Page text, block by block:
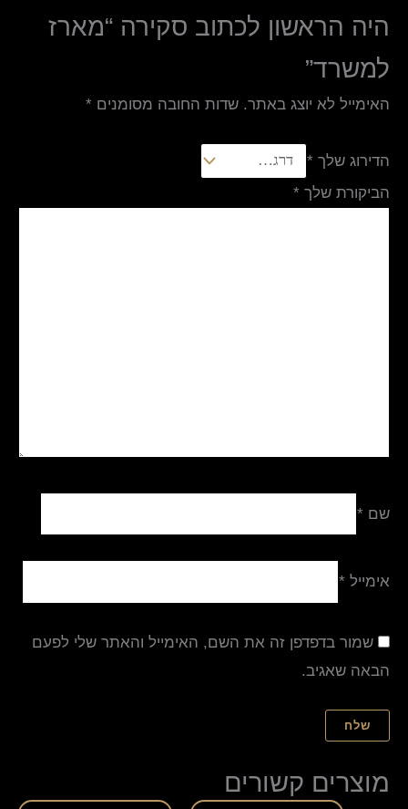
היה הראשון לכתוב סקירה “מארז
למשרד”
האימייל לא יוצג באתר. שדות החובה מסומנים *
הדירוג שלך *
הביקורת שלך *
שם *
אימייל *
שמור בדפדפן זה את השם, האימייל והאתר שלי לפעם
הבאה שאגיב.
מוצרים קשורים